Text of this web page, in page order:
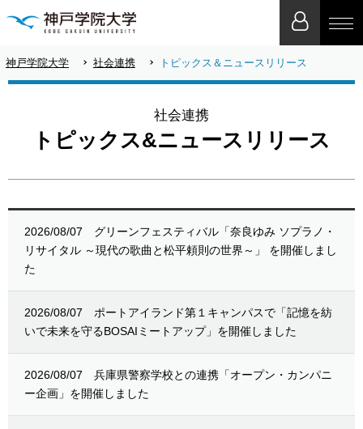
神戸学院大学 社会連携 トピックス＆ニュースリリース
社会連携
トピックス&ニュースリリース
2026/08/07
グリーンフェスティバル「奈良ゆみ ソプラノ・
リサイタル ～現代の歌曲と松平頼則の世界～」 を開催しまし
た
2026/08/07
ポートアイランド第１キャンパスで「記憶を紡
いで未来を守るBOSAIミートアップ」を開催しました
2026/08/07
兵庫県警察学校との連携「オープン・カンパニ
ー企画」を開催しました